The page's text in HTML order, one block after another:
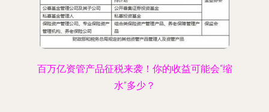
百万亿资管产品征税来袭！你的收益可能会“缩
水”多少？